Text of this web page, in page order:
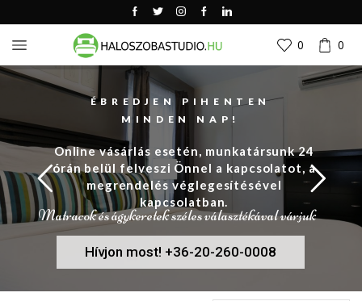
0 0
ÉBREDJEN PIHENTEN
MINDEN NAP!
Matracok és ágykeretek széles választékával várjuk
Online vásárlás esetén, munkatársunk 24
órán belül felveszi Önnel a kapcsolatot, a
megrendelés véglegesítésével
kapcsolatban.
Hívjon most! +36-20-260-0008